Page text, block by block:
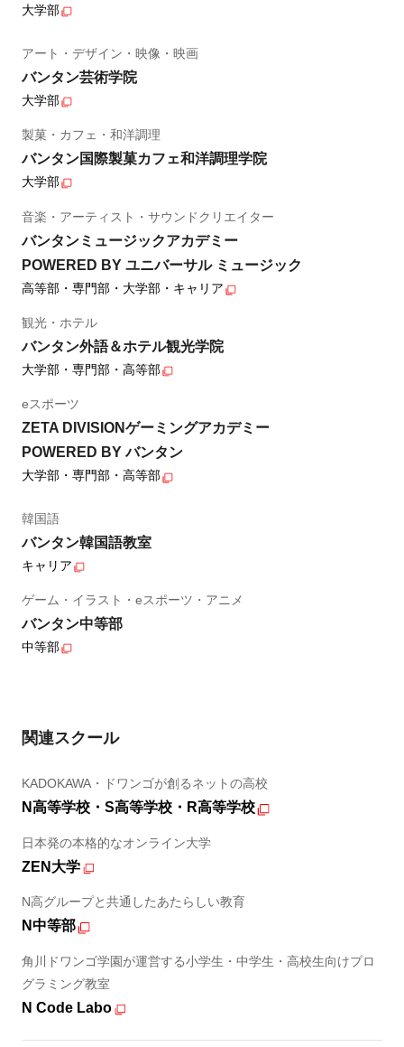
大学部
アート・デザイン・映像・映画
バンタン芸術学院
大学部
製菓・カフェ・和洋調理
バンタン国際製菓カフェ和洋調理学院
大学部
音楽・アーティスト・サウンドクリエイター
バンタンミュージックアカデミー
POWERED BY ユニバーサル ミュージック
高等部・専門部・大学部・キャリア
観光・ホテル
バンタン外語＆ホテル観光学院
大学部・専門部・高等部
eスポーツ
ZETA DIVISIONゲーミングアカデミー
POWERED BY バンタン
大学部・専門部・高等部
韓国語
バンタン韓国語教室
キャリア
ゲーム・イラスト・eスポーツ・アニメ
バンタン中等部
中等部
関連スクール
KADOKAWA・ドワンゴが創るネットの高校
N高等学校・S高等学校・R高等学校
日本発の本格的なオンライン大学
ZEN大学
N高グループと共通したあたらしい教育
N中等部
角川ドワンゴ学園が運営する小学生・中学生・高校生向けプロ
グラミング教室
N Code Labo